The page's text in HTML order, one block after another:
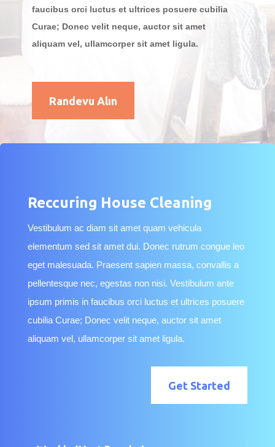
faucibus orci luctus et ultrices posuere cubilia
Curae; Donec velit neque, auctor sit amet
aliquam vel, ullamcorper sit amet ligula.
Randevu Alın
Reccuring House Cleaning
Vestibulum ac diam sit amet quam vehicula
elementum sed sit amet dui. Donec rutrum congue leo
eget malesuada. Praesent sapien massa, convallis a
pellentesque nec, egestas non nisi. Vestibulum ante
ipsum primis in faucibus orci luctus et ultrices posuere
cubilia Curae; Donec velit neque, auctor sit amet
aliquam vel, ullamcorper sit amet ligula.
Get Started